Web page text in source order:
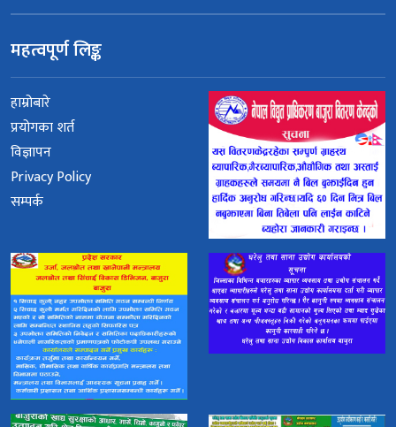
महत्वपूर्ण लिङ्क
हाम्रोबारे
प्रयोगका शर्त
विज्ञापन
Privacy Policy
सम्पर्क